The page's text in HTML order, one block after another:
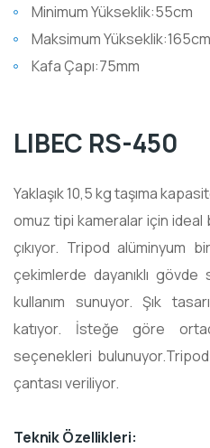
Minimum Yükseklik:55cm
Maksimum Yükseklik:165cm
Kafa Çapı:75mm
LIBEC RS-450
Yaklaşık 10,5 kg taşıma
omuz tipi kameralar için
çıkıyor. Tripod alüminyum
çekimlerde dayanıklı
kullanım sunuyor. Şık
katıyor. İsteğe göre
seçenekleri
çantası veriliyor.
Teknik Özellikleri: